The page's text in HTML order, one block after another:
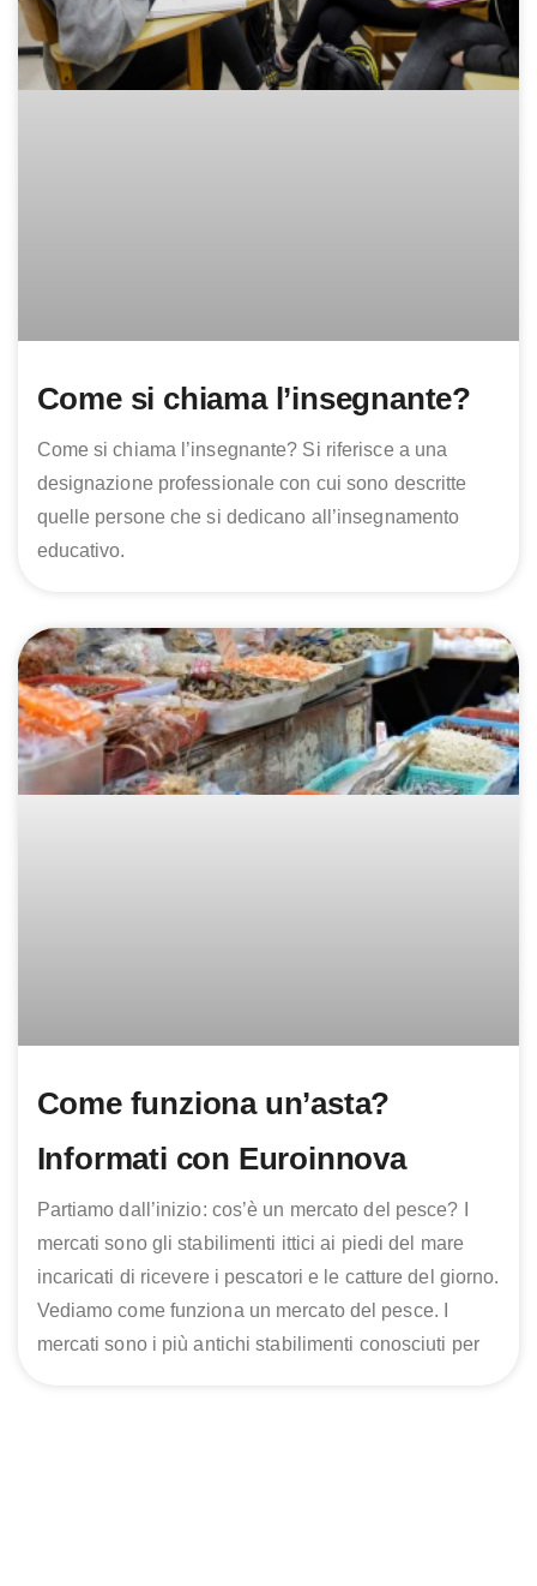
Come si chiama l’insegnante?
Come si chiama l’insegnante? Si riferisce a una
designazione professionale con cui sono descritte
quelle persone che si dedicano all’insegnamento
educativo.
Come funziona un’asta?
Informati con Euroinnova
Partiamo dall’inizio: cos’è un mercato del pesce? I
mercati sono gli stabilimenti ittici ai piedi del mare
incaricati di ricevere i pescatori e le catture del giorno.
Vediamo come funziona un mercato del pesce. I
mercati sono i più antichi stabilimenti conosciuti per